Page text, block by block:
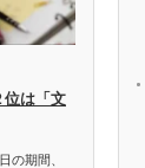
位は「文
の期間、